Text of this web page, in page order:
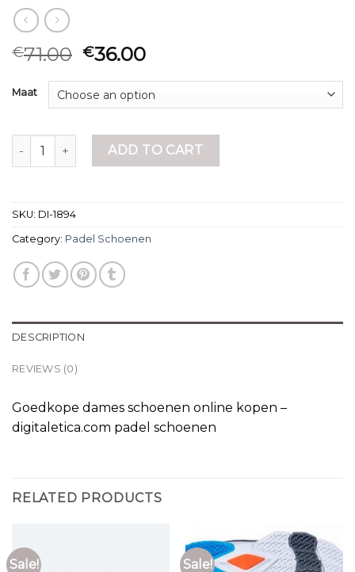
€71.00 €36.00
Maat
padel schoenen quantityADD TO CART
SKU: DI-1894
Category: Padel Schoenen
DESCRIPTION
REVIEWS (0)
Goedkope dames schoenen online kopen –
digitaletica.com padel schoenen
RELATED PRODUCTS
Sale! Sale!